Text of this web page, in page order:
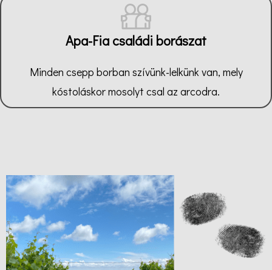
Apa-Fia családi borászat
Minden csepp borban szívünk-lelkünk van, mely
kóstoláskor mosolyt csal az arcodra.